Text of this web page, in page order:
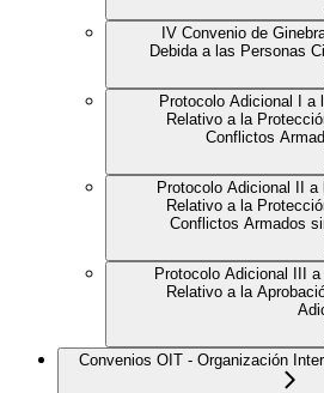
IV Convenio de
Debida a las Personas
Protocolo Adicional I a
Relativo a la
Conflictos
Protocolo Adicional II
Relativo a la
Conflictos Armados
Protocolo Adicional III
Relativo a la
Convenios OIT - Organización